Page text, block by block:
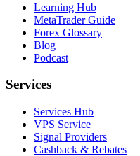
Learning Hub
MetaTrader Guide
Forex Glossary
Blog
Podcast
Services
Services Hub
VPS Service
Signal Providers
Cashback & Rebates